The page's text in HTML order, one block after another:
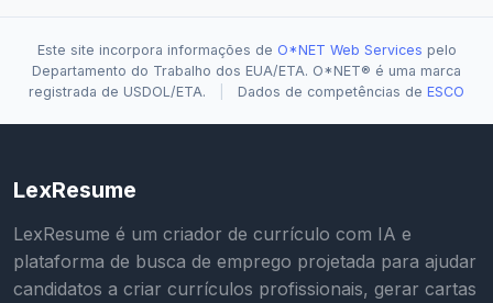
Este site incorpora informações de O*NET Web Services pelo
Departamento do Trabalho dos EUA/ETA. O*NET® é uma marca
registrada de USDOL/ETA.
Dados de competências de ESCO
LexResume
LexResume é um criador de currículo com IA e
plataforma de busca de emprego projetada para ajudar
candidatos a criar currículos profissionais, gerar cartas